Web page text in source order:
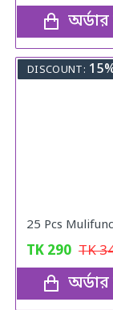
DISCOUNT:
TK 290 TK